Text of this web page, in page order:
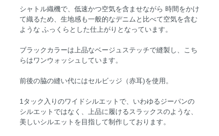
シャトル織機で、低速かつ空気を含ませながら 時間をかけ
て織るため、生地感も一般的なデニムと比べて空気を含む
ような ふっくらとした仕上がりとなっています。
ブラックカラーは上品なベージュステッチで縫製し、こち
らはワンウォッシュしています。
前後の脇の縫い代にはセルビッジ（赤耳)を使用。
1タック入りのワイドシルエットで、いわゆるジーパンの
シルエットではなく、上品に履けるスラックスのような、
美しいシルエットを目指して制作しております。